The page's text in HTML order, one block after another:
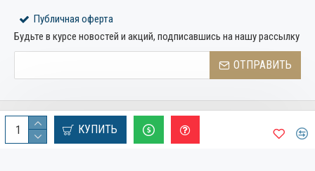
КУПИТЬ
Публичная оферта
Будьте в курсе новостей и акций, подписавшись на нашу рассылку
ОТПРАВИТЬ
Copyright © 2022, Компания «Металлстрой32», Все права
защищены